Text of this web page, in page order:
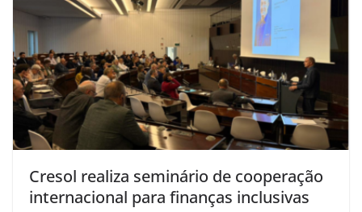
Cresol realiza seminário de cooperação
internacional para finanças inclusivas